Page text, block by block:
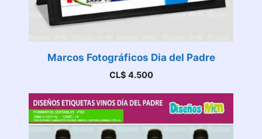
Marcos Fotográficos Dia del Padre
CL$ 4.500